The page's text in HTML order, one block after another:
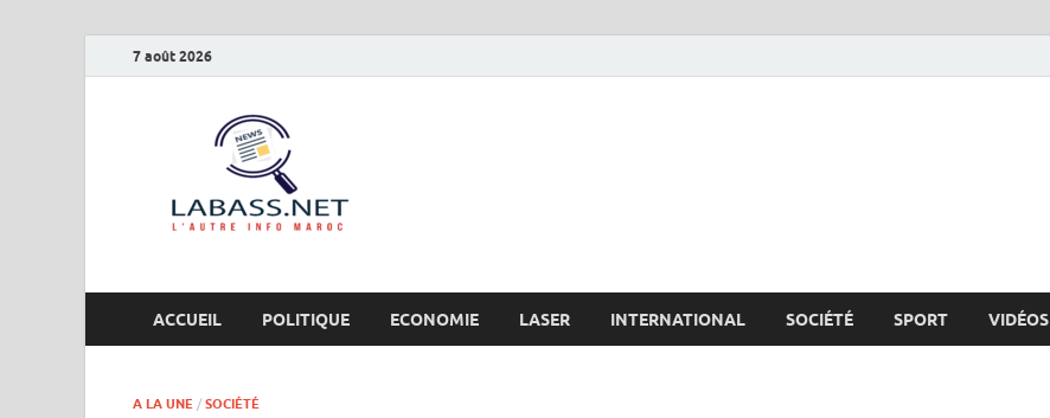
7 août 2026
ACCUEIL POLITIQUE ECONOMIE LASER INTERNATIONAL SOCIÉTÉ SPORT VIDÉOS
A LA UNE / SOCIÉTÉ